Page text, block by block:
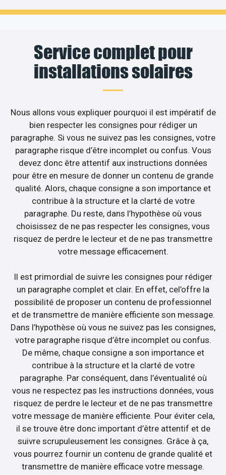
Service complet pour
installations solaires
Nous allons vous expliquer pourquoi il est impératif de
bien respecter les consignes pour rédiger un
paragraphe. Si vous ne suivez pas les consignes, votre
paragraphe risque d’être incomplet ou confus. Vous
devez donc être attentif aux instructions données
pour être en mesure de donner un contenu de grande
qualité. Alors, chaque consigne a son importance et
contribue à la structure et la clarté de votre
paragraphe. Du reste, dans l’hypothèse où vous
choisissez de ne pas respecter les consignes, vous
risquez de perdre le lecteur et de ne pas transmettre
votre message efficacement.
Il est primordial de suivre les consignes pour rédiger
un paragraphe complet et clair. En effet, cel’offre la
possibilité de proposer un contenu de professionnel
et de transmettre de manière efficiente son message.
Dans l’hypothèse où vous ne suivez pas les consignes,
votre paragraphe risque d’être incomplet ou confus.
De même, chaque consigne a son importance et
contribue à la structure et la clarté de votre
paragraphe. Par conséquent, dans l’éventualité où
vous ne respectez pas les instructions données, vous
risquez de perdre le lecteur et de ne pas transmettre
votre message de manière efficiente. Pour éviter cela,
il se trouve être donc important d’être attentif et de
suivre scrupuleusement les consignes. Grâce à ça,
vous pourrez fournir un contenu de grande qualité et
transmettre de manière efficace votre message.